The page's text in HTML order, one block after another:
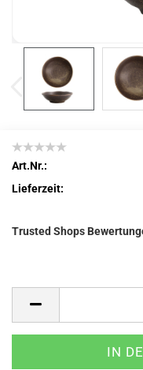
Art.Nr.:
Lieferzeit:
Trusted Shops